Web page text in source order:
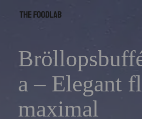
a – Elegant
maximal